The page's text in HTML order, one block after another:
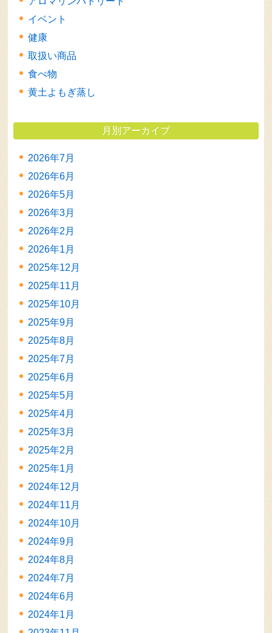
イベント
健康
取扱い商品
食べ物
黄土よもぎ蒸し
月別アーカイブ
2026年7月
2026年6月
2026年5月
2026年3月
2026年2月
2026年1月
2025年12月
2025年11月
2025年10月
2025年9月
2025年8月
2025年7月
2025年6月
2025年5月
2025年4月
2025年3月
2025年2月
2025年1月
2024年12月
2024年11月
2024年10月
2024年9月
2024年8月
2024年7月
2024年6月
2024年1月